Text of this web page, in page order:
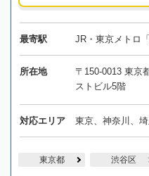
最寄駅 JR・東京メトロ
所在地
〒150-0013 東京
ストビル5階
対応エリア 東京、神奈川、
東京都 渋谷区